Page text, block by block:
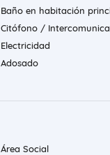
Baño en habitación
Citófono /
Electricidad
Adosado
Área Social